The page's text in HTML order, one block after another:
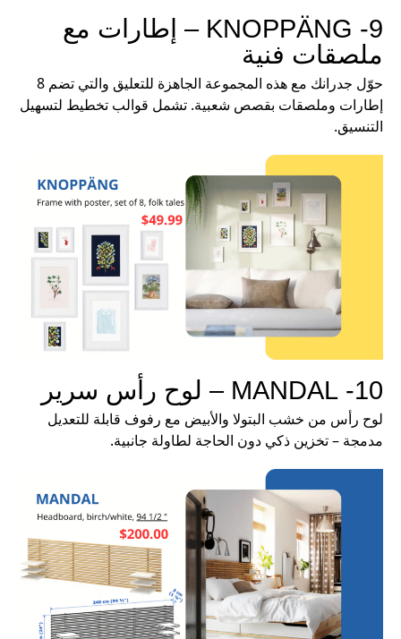
9- KNOPPÄNG – إطارات مع
ملصقات فنية
حوّل جدرانك مع هذه المجموعة الجاهزة للتعليق والتي تضم 8
إطارات وملصقات بقصص شعبية. تشمل قوالب تخطيط لتسهيل
التنسيق.
10- MANDAL – لوح رأس سرير
لوح رأس من خشب البتولا والأبيض مع رفوف قابلة للتعديل
مدمجة – تخزين ذكي دون الحاجة لطاولة جانبية.